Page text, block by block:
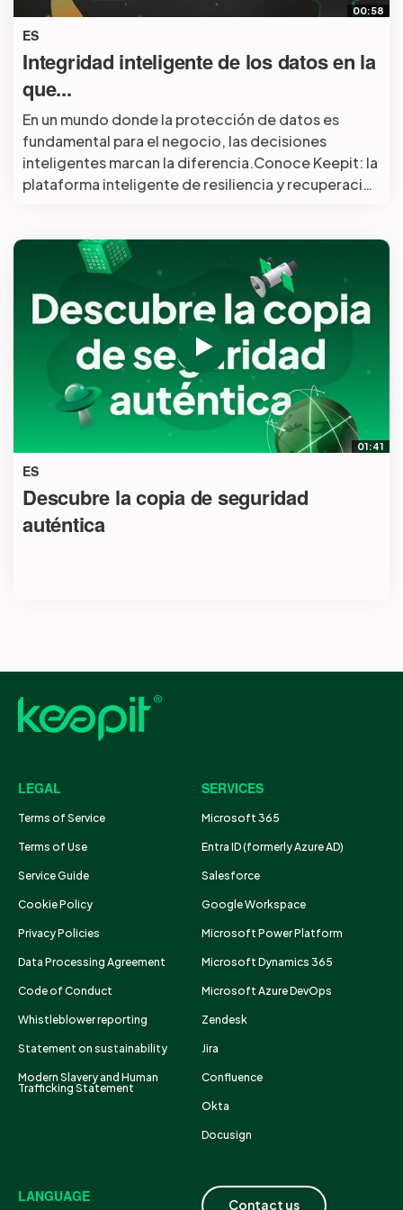
Partners
Login Support
Get a demo
00:58
ES
Integridad inteligente de los datos en la
que...
En un mundo donde la protección de datos es
fundamental para el negocio, las decisiones
inteligentes marcan la diferencia.Conoce Keepit: la
plataforma inteligente de resiliencia y recuperación
01:41
ES
Descubre la copia de seguridad
auténtica
LEGAL
Terms of Service
Terms of Use
Service Guide
Cookie Policy
Privacy Policies
Data Processing Agreement
Code of Conduct
Whistleblower reporting
Statement on sustainability
Modern Slavery and Human
Trafficking Statement
SERVICES
Microsoft 365
Entra ID (formerly Azure AD)
Salesforce
Google Workspace
Microsoft Power Platform
Microsoft Dynamics 365
Microsoft Azure DevOps
Zendesk
Jira
Confluence
Okta
Docusign
LANGUAGE Contact us